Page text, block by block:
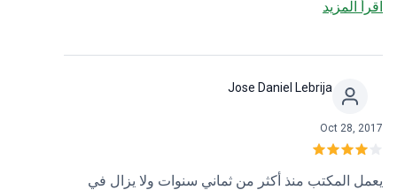
على جميع أسئلتي. مكان جيد جدًا. أوصي به بشدة.
اقرأ المزيد
Jose Daniel Lebrija
Oct 28, 2017
يعمل المكتب منذ أكثر من ثماني سنوات ولا يزال في